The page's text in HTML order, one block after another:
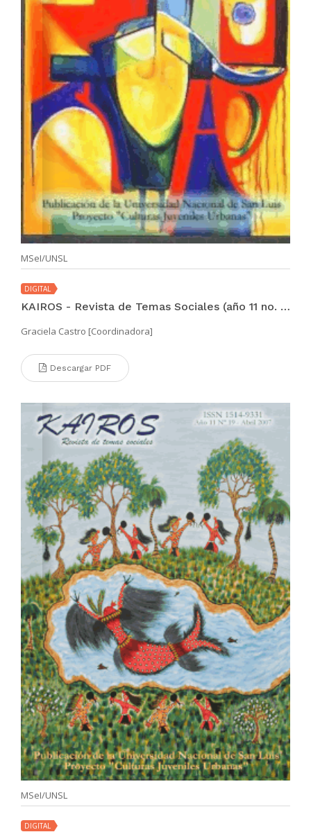
MSeI/UNSL
DIGITAL
KAIROS - Revista de Temas Sociales (año 11 no. 20 nov 2007)
Graciela Castro [Coordinadora]
Descargar PDF
MSeI/UNSL
DIGITAL